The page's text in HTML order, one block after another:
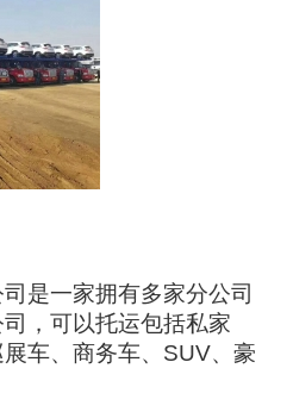
是一家拥有多家分公司
，可以托运包括私家
车、商务车、SUV、豪